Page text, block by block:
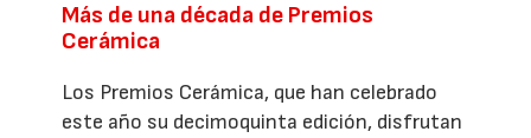
Más de una década de Premios
Cerámica
Los Premios Cerámica, que han celebrado
este año su decimoquinta edición, disfrutan